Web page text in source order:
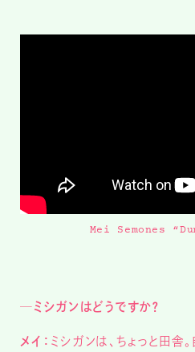
Mei Semones
─ミシガンはどうですか？
メイ： ミシガンは、ちょっと田舎